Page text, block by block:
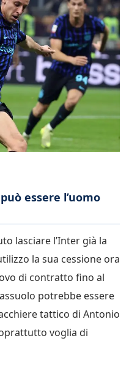
essere l’uomo
lasciare l’Inter già la
la sua cessione ora
di contratto fino al
potrebbe essere
tattico di Antonio
voglia di